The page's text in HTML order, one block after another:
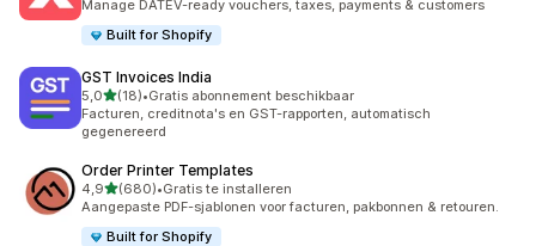
Manage DATEV-ready vouchers, taxes, payments & customers
Built for Shopify
GST Invoices India
5,0van 5 sterren
(18)
18 recensies in totaal
•Gratis abonnement beschikbaar
Facturen, creditnota's en GST-rapporten, automatisch
gegenereerd
Order Printer Templates
4,9van 5 sterren
(680)
680 recensies in totaal
•Gratis te installeren
Aangepaste PDF-sjablonen voor facturen, pakbonnen & retouren.
Built for Shopify